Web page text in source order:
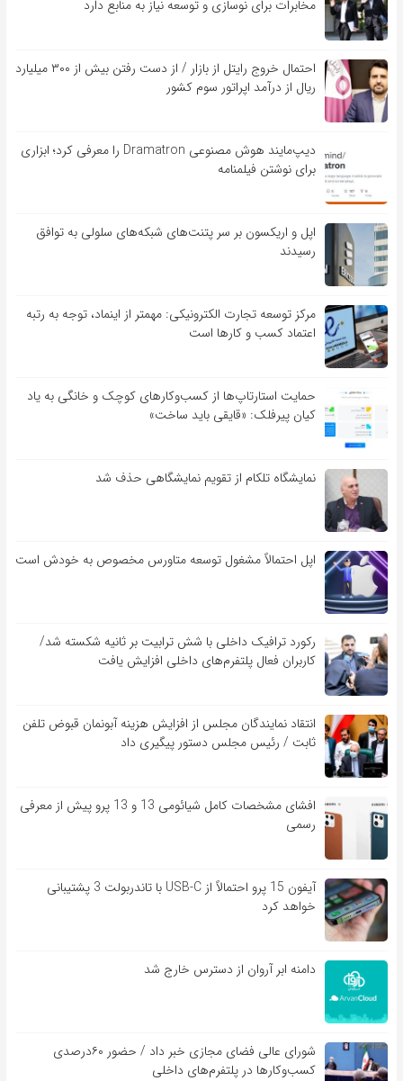
مخابرات برای نوسازی و توسعه نیاز به منابع دارد
احتمال خروج رایتل از بازار / از دست رفتن بیش از ۳۰۰ میلیارد
ریال از درآمد اپراتور سوم کشور
دیپ‌مایند هوش مصنوعی Dramatron را معرفی کرد؛ ابزاری
برای نوشتن فیلمنامه
اپل و اریکسون بر سر پتنت‌های شبکه‌های سلولی به توافق
رسیدند
مرکز توسعه تجارت الکترونیکی: مهمتر از اینماد، توجه به رتبه
اعتماد کسب و کارها است
حمایت استارتاپ‌ها از کسب‌وکارهای کوچک و خانگی به یاد
کیان پیرفلک: «قایقی باید ساخت»
نمایشگاه تلکام از تقویم نمایشگاهی حذف شد
اپل احتمالاً مشغول توسعه متاورس مخصوص به خودش است
رکورد ترافیک داخلی با شش ترابیت بر ثانیه شکسته شد/
کاربران فعال پلتفرم‌های داخلی افزایش یافت
انتقاد نمایندگان مجلس از افزایش هزینه آبونمان قبوض تلفن
ثابت / رئیس مجلس دستور پیگیری داد
افشای مشخصات کامل شیائومی 13 و 13 پرو پیش از معرفی
رسمی
آیفون 15 پرو احتمالاً از USB-C با تاندربولت 3 پشتیبانی
خواهد کرد
دامنه ابر آروان از دسترس خارج شد
شورای عالی فضای مجازی خبر داد / حضور ۶۰درصدی
کسب‌و‌کارها در پلتفرم‌های داخلی